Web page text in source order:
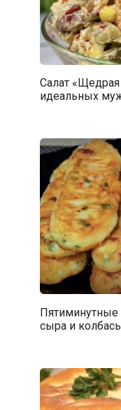
Салат
идеальных
Пятиминутные
сыра и